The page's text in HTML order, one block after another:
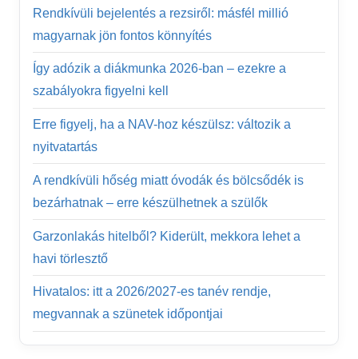
Rendkívüli bejelentés a rezsiről: másfél millió
magyarnak jön fontos könnyítés
Így adózik a diákmunka 2026-ban – ezekre a
szabályokra figyelni kell
Erre figyelj, ha a NAV-hoz készülsz: változik a
nyitvatartás
A rendkívüli hőség miatt óvodák és bölcsődék is
bezárhatnak – erre készülhetnek a szülők
Garzonlakás hitelből? Kiderült, mekkora lehet a
havi törlesztő
Hivatalos: itt a 2026/2027-es tanév rendje,
megvannak a szünetek időpontjai